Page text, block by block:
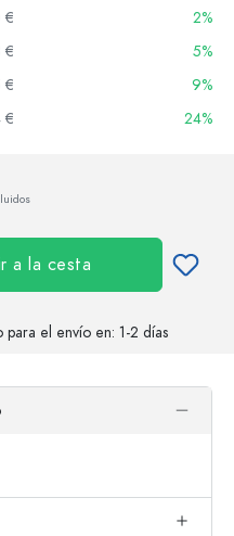
€
2%
€
5%
€
9%
€ 24%
a la cesta
para el envío en: 1-2 días